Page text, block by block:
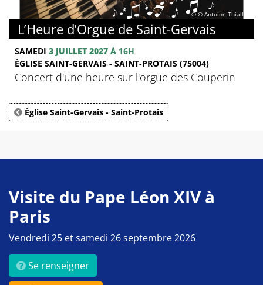
© © Antoine Thiallier
L’Heure d’Orgue de Saint-Gervais
SAMEDI 3 JUILLET 2027 À 16H
ÉGLISE SAINT-GERVAIS - SAINT-PROTAIS (75004)
Concert d'une heure sur l'orgue des Couperin
Église Saint-Gervais - Saint-Protais
Visite du Pape Léon XIV à
Paris
Vendredi 25 et samedi 26 septembre 2026
Se renseigner